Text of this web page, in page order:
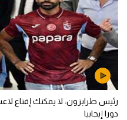
رئيس طرابزون: لا يمكنك إقناع
دورا إيجابيا